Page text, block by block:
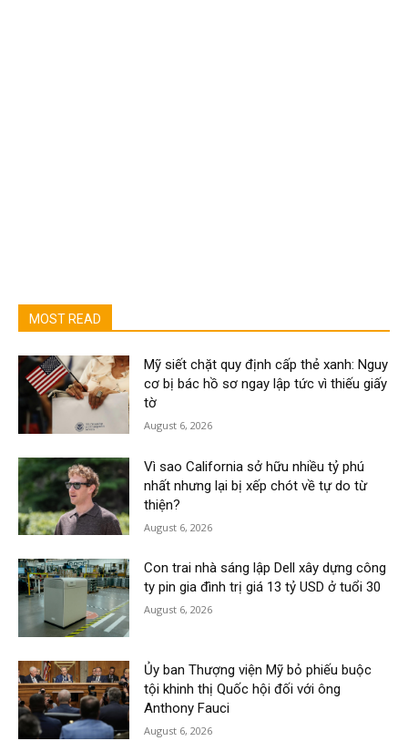
MOST READ
Mỹ siết chặt quy định cấp thẻ xanh: Nguy
cơ bị bác hồ sơ ngay lập tức vì thiếu giấy
tờ
August 6, 2026
Vì sao California sở hữu nhiều tỷ phú
nhất nhưng lại bị xếp chót về tự do từ
thiện?
August 6, 2026
Con trai nhà sáng lập Dell xây dựng công
ty pin gia đình trị giá 13 tỷ USD ở tuổi 30
August 6, 2026
Ủy ban Thượng viện Mỹ bỏ phiếu buộc
tội khinh thị Quốc hội đối với ông
Anthony Fauci
August 6, 2026